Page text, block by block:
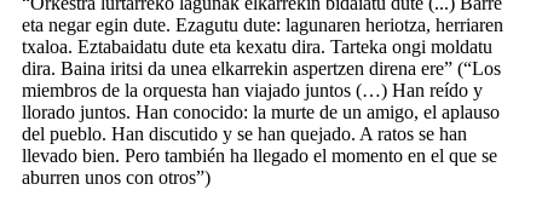
eta negar egin dute. Ezagutu dute: lagunaren heriotza, herriaren
txaloa. Eztabaidatu dute eta kexatu dira. Tarteka ongi moldatu
dira. Baina iritsi da unea elkarrekin aspertzen direna ere” (“Los
miembros de la orquesta han viajado juntos (…) Han reído y
llorado juntos. Han conocido: la murte de un amigo, el aplauso
del pueblo. Han discutido y se han quejado. A ratos se han
llevado bien. Pero también ha llegado el momento en el que se
aburren unos con otros”)